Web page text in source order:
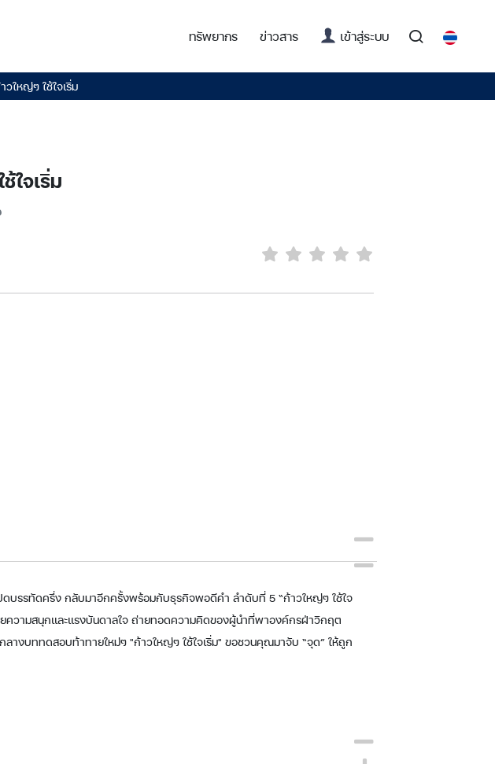
ทรัพยากร ข่าวสาร เข้าสู่ระบบ(current)
วใหญ่ๆ ใช้ใจเริ่ม
ใจเริ่ม
บรรทัดครึ่ง กลับมาอีกครั้งพร้อมกับธุรกิจพอดีคำ ลำดับที่ 5 “ก้าวใหญ่ๆ ใช้ใจ
ความสนุกและแรงบันดาลใจ ถ่ายทอดความคิดของผู้นำที่พาองค์กรฝ่าวิกฤต
ลางบททดสอบท้าทายใหม่ๆ "ก้าวใหญ่ๆ ใช้ใจเริ่ม" ขอชวนคุณมาจับ “จุด” ให้ถูก